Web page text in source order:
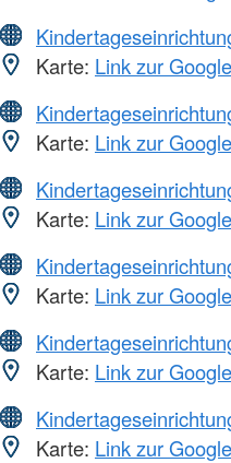
Karte: Link zur
Karte: Link zur
Karte: Link zur
Karte: Link zur
Karte: Link zur
Karte: Link zur